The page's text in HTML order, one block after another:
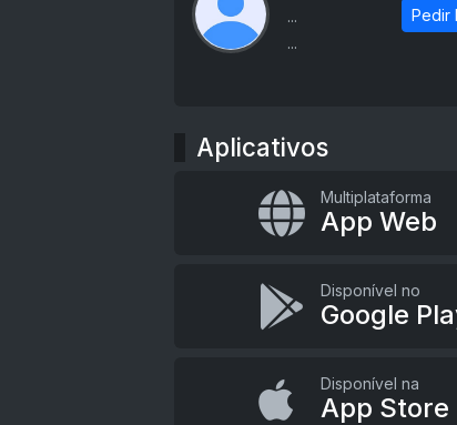
...
...
Pedir
Aplicativos
Multiplataforma
App Web
Disponível no
Google
Disponível na
App Store